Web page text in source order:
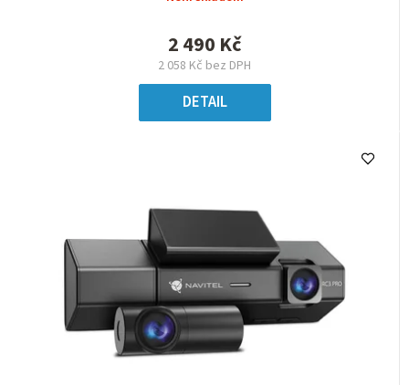
2 058 Kč bez DPH
2 490 Kč
DETAIL